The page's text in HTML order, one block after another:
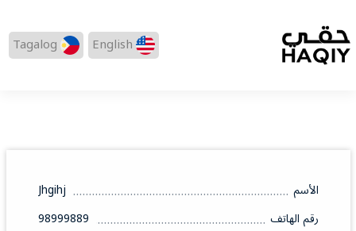
English
Tagalog
الأسم
Jhgihj
رقم الهاتف
98999889